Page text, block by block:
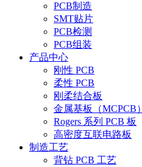
PCB制造
SMT贴片
PCB检测
PCB组装
产品中心
刚性 PCB
柔性 PCB
刚柔结合板
金属基板（MCPCB）
Rogers 系列 PCB 板
高密度互联电路板
制造工艺
背钻 PCB 工艺